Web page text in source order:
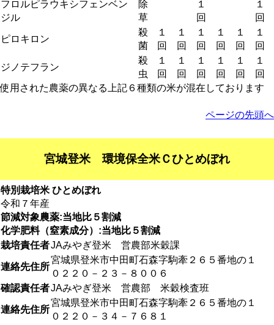
フロルピラウキシフェンベン
ジル
除
草
１
回
１
回
ピロキロン
殺
菌
１
回
１
回
１
回
１
回
１
回
１
回
ジノテフラン
殺
虫
１
回
１
回
１
回
１
回
１
回
１
回
使用された農薬の異なる上記６種類の米が混在しております
ページの先頭へ
宮城登米 環境保全米Ｃひとめぼれ
特別栽培米 ひとめぼれ
令和７年産
節減対象農薬:当地比５割減
化学肥料（窒素成分）:当地比５割減
栽培責任者JAみやぎ登米 営農部米穀課
連絡先住所
宮城県登米市中田町石森字駒牽２６５番地の１
０２２０－２３－８００６
確認責任者JAみやぎ登米 営農部 米穀検査班
連絡先住所
宮城県登米市中田町石森字駒牽２６５番地の１
０２２０－３４－７６８１